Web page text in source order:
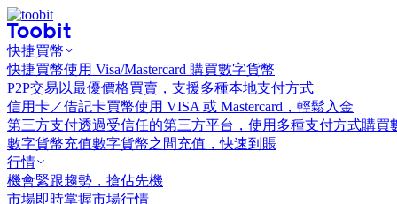
快捷買幣
快捷買幣使用 Visa/Mastercard 購買數字貨幣
P2P交易 以最優價格買賣，支援多種本地支付方式
信用卡／借記卡買幣使用 VISA 或 Mastercard，輕鬆入金
第三方支付透過受信任的第三方平台，使用多種支付方式購買
數字貨幣充值數字貨幣之間充值，快速到賬
行情
機會緊跟趨勢，搶佔先機
市場即時掌握市場行情